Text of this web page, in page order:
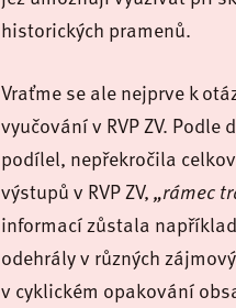
historických pramenů.
Vraťme se ale nejprve k
vyučování v RVP ZV.
podílel, nepřekročila
výstupů v RVP ZV,„rámec
informací zůstala
odehrály v různých
v cyklickém opakování